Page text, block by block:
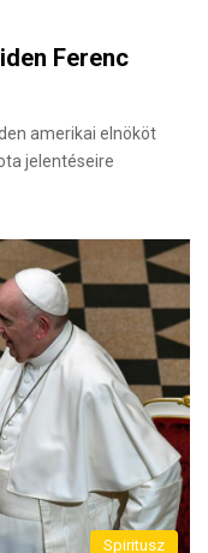
Ferenc
amerikai elnököt
jelentéseire
Spiritusz